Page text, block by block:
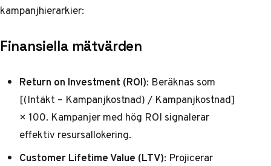
kampanjhierarkier:
Finansiella mätvärden
Return on Investment (ROI): Beräknas som
[(Intäkt – Kampanjkostnad) / Kampanjkostnad]
× 100. Kampanjer med hög ROI signalerar
effektiv resursallokering.
Customer Lifetime Value (LTV): Projicerar